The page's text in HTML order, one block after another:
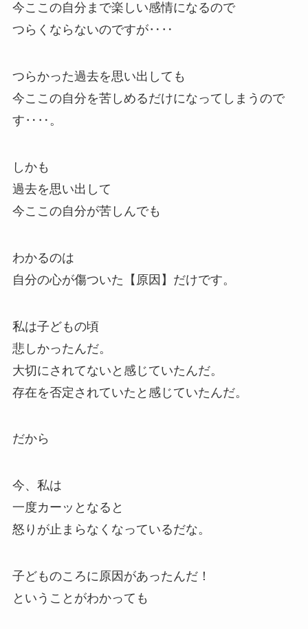
今ここの自分まで楽しい感情になるので
つらくならないのですが‥‥
つらかった過去を思い出しても
今ここの自分を苦しめるだけになってしまうので
す‥‥。
しかも
過去を思い出して
今ここの自分が苦しんでも
わかるのは
自分の心が傷ついた【原因】だけです。
私は子どもの頃
悲しかったんだ。
大切にされてないと感じていたんだ。
存在を否定されていたと感じていたんだ。
だから
今、私は
一度カーッとなると
怒りが止まらなくなっているだな。
子どものころに原因があったんだ！
ということがわかっても